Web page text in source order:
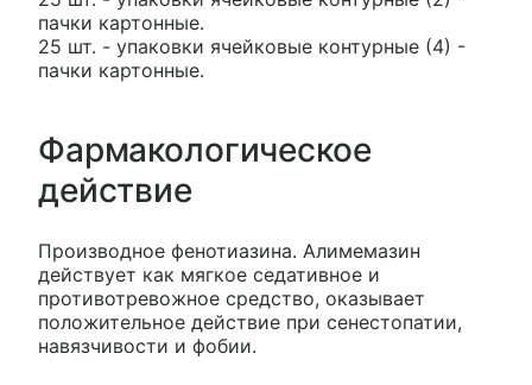
пачки картонные.
25 шт. - упаковки ячейковые контурные (4) -
пачки картонные.
Фармакологическое
действие
Производное фенотиазина. Алимемазин
действует как мягкое седативное и
противотревожное средство, оказывает
положительное действие при сенестопатии,
навязчивости и фобии.